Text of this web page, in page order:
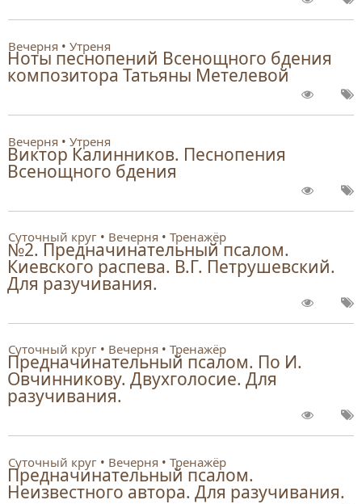
Вечерня Утреня
Ноты песнопений Всенощного бдения
композитора Татьяны Метелевой
Вечерня Утреня
Виктор Калинников. Песнопения
Всенощного бдения
Суточный круг Вечерня Тренажёр
№2. Предначинательный псалом.
Киевского распева. В.Г. Петрушевский.
Для разучивания.
Суточный круг Вечерня Тренажёр
Предначинательный псалом. По И.
Овчинникову. Двухголосие. Для
разучивания.
Суточный круг Вечерня Тренажёр
Предначинательный псалом.
Неизвестного автора. Для разучивания.